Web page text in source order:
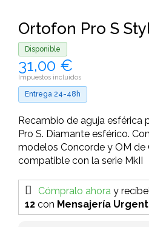
Ortofon Pro S
Disponible
31,00 €
Impuestos incluidos
Entrega 24-48h
Recambio de aguja esférica
Pro S. Diamante esférico.
modelos Concorde y OM de
compatible con la serie MkII
Cómpralo ahora y
12 con Mensajería